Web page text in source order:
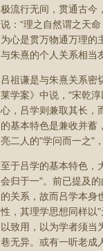
极流行无间，贯通古今
说：“理之自然谓之天
为心是贯万物通万理的
与朱熹的个人关系相当
吕祖谦是与朱熹关系密
莱学案》中说，"宋乾
心，吕学则兼取其长，
的基本特色是兼收并蓄
亮二人的"学问而一之"
至于吕学的基本特色，
会归于一"。前已提及
的关系，故而吕学本身
性，其理学思想同样以
以致用，以为学者须当
巷无异。或有一听老成